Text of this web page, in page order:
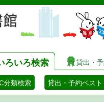
ろいろ検索 貸出・
分類検索 貸出・予約ベスト